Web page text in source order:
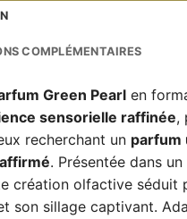
COMPLÉMENTAIRES
Green Pearl en
sensorielle raffinée,
recherchant un parfum
. Présentée dans
création olfactive séduit
son sillage captivant.